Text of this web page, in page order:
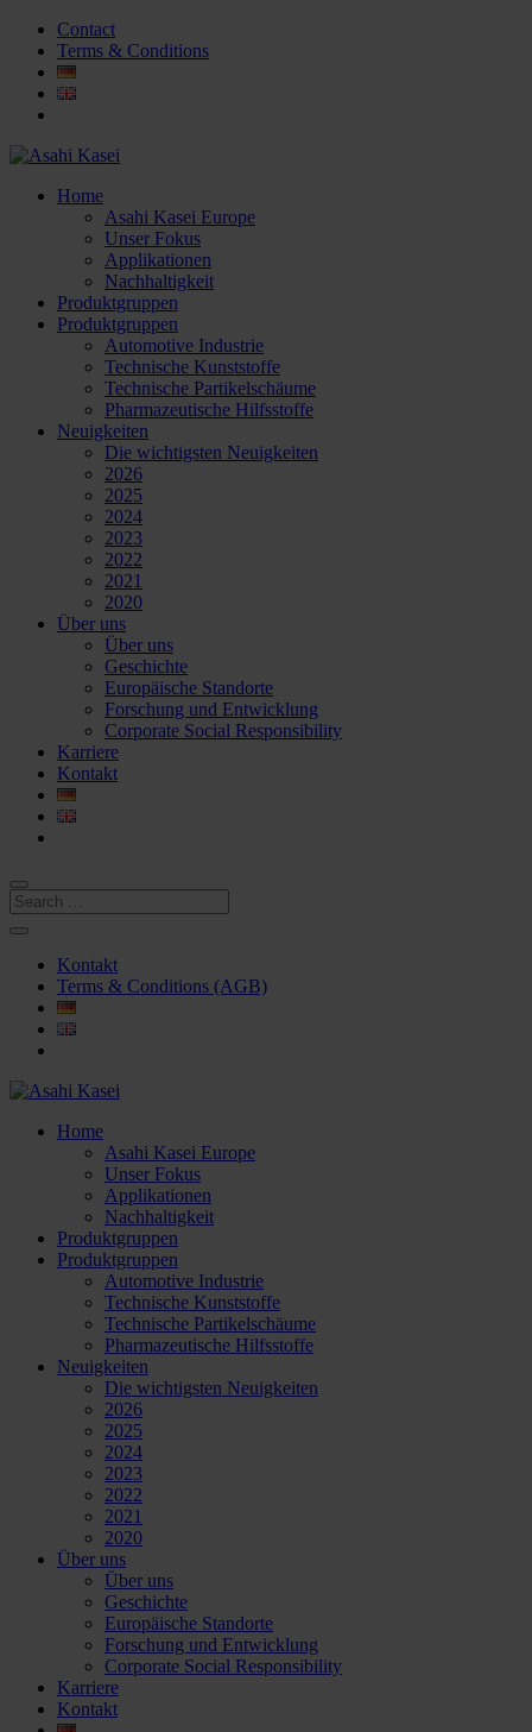
Contact
Terms & Conditions
Home
Asahi Kasei Europe
Unser Fokus
Applikationen
Nachhaltigkeit
Produktgruppen
Produktgruppen
Automotive Industrie
Technische Kunststoffe
Technische Partikelschäume
Pharmazeutische Hilfsstoffe
Neuigkeiten
Die wichtigsten Neuigkeiten
2026
2025
2024
2023
2022
2021
2020
Über uns
Über uns
Geschichte
Europäische Standorte
Forschung und Entwicklung
Corporate Social Responsibility
Karriere
Kontakt
Kontakt
Terms & Conditions (AGB)
Home
Asahi Kasei Europe
Unser Fokus
Applikationen
Nachhaltigkeit
Produktgruppen
Produktgruppen
Automotive Industrie
Technische Kunststoffe
Technische Partikelschäume
Pharmazeutische Hilfsstoffe
Neuigkeiten
Die wichtigsten Neuigkeiten
2026
2025
2024
2023
2022
2021
2020
Über uns
Über uns
Geschichte
Europäische Standorte
Forschung und Entwicklung
Corporate Social Responsibility
Karriere
Kontakt